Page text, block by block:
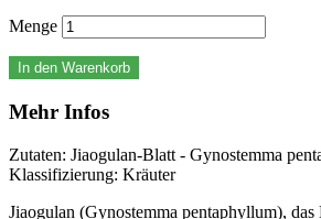
Menge
In den Warenkorb
Mehr Infos
Zutaten: Jiaogulan-Blatt - Gynostemma
Klassifizierung: Kräuter
Jiaogulan (Gynostemma pentaphyllum), das